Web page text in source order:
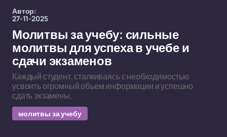
Автор:
27-11-2025
Молитвы за учебу: сильные
молитвы для успеха в учебе и
сдачи экзаменов
Каждый студент, сталкиваясь с необходимостью
усвоить огромный объем информации и успешно
сдать экзамены,
молитвы за учебу